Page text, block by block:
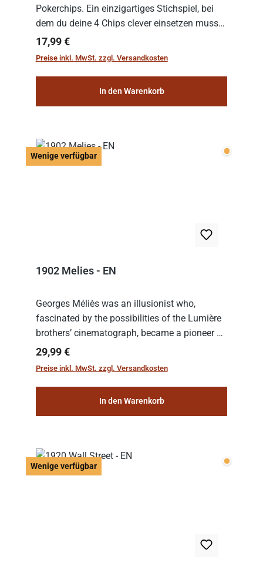
Pokerchips. Ein einzigartiges Stichspiel, bei
dem du deine 4 Chips clever einsetzen musst.
Wer die Chips mit dem höchsten Gesamtwert
hat, gewinnt die Runde. Aber Vorsicht: D...
Regulärer Preis:
17,99 €
Preise inkl. MwSt. zzgl. Versandkosten
In den Warenkorb
Wenige verfügbar Wenige
1902 Melies - EN
Georges Méliès was an illusionist who,
fascinated by the possibilities of the Lumière
brothers’ cinematograph, became a pioneer of
cinema. In 1902, he filmed his most famous
work: “Le Voyage dans la Lune” (“A Trip to...
Regulärer Preis:
29,99 €
Preise inkl. MwSt. zzgl. Versandkosten
In den Warenkorb
Wenige verfügbar Wenige